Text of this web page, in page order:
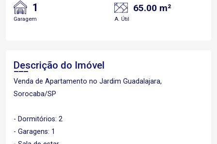
1
Garagem
65.00 m²
A. Útil
Descrição do Imóvel
Venda de Apartamento no Jardim Guadalajara,
Sorocaba/SP
- Dormitórios: 2
- Garagens: 1